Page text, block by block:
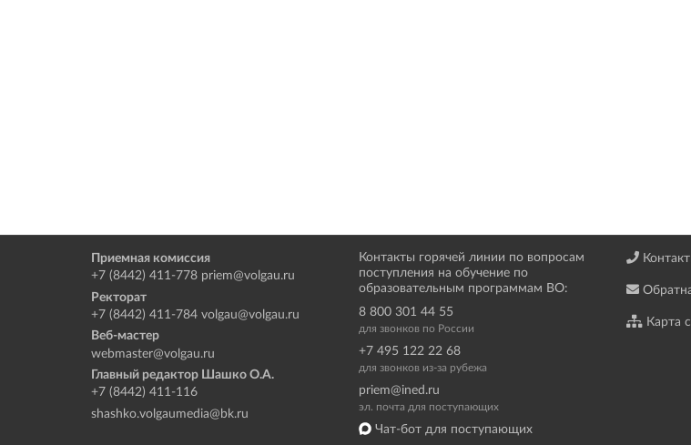
Приемная комиссия
+7 (8442) 411-778 priem@volgau.ru
Ректорат
+7 (8442) 411-784 volgau@volgau.ru
Веб-мастер
webmaster@volgau.ru
Главный редактор Шашко О.А.
+7 (8442) 411-116
shashko.volgaumedia@bk.ru
Контакты горячей линии по вопросам
поступления на обучение по
образовательным программам ВО:
8 800 301 44 55
для звонков по России
+7 495 122 22 68
для звонков из-за рубежа
priem@ined.ru
эл. почта для поступающих
Чат-бот для поступающих
Карта